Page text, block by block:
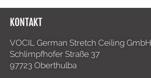
KONTAKT
VOCIL German Stretch Ceiling GmbH
Schlimpfhofer Straße 37
97723 Oberthulba